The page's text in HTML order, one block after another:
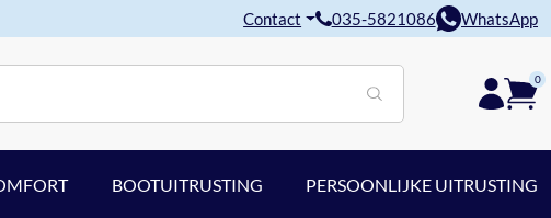
Contact 035-5821086 WhatsApp
0
BOOTUITRUSTING PERSOONLIJKE UITRUSTING